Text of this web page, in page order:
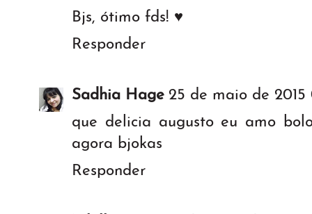
Bjs, ótimo fds! ♥
Responder
Sadhia Hage 25 de maio de 2015
que delicia augusto eu amo
agora bjokas
Responder